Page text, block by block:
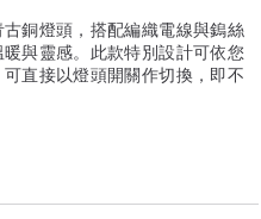
自行加裝轉接插頭。
，持保固 書送回，皆可免費檢
銅燈頭，搭配編織電線與鎢絲
與靈感。此款特別設計可依您
直接以燈頭開關作切換，即不